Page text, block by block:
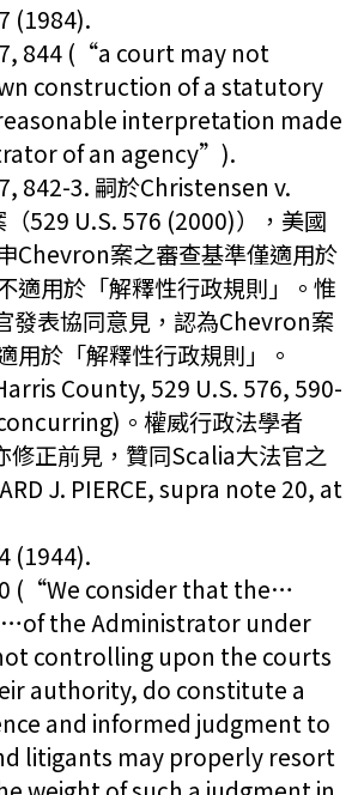
(1984).
844 (“a court may not
construction of a statutory
interpretation made
of an agency”).
842-3. 嗣於Christensen v.
529 U.S. 576 (2000)），美國
Chevron案之審查基準僅適用於
適用於「解釋性行政規則」。惟
發表協同意見，認為Chevron案
用於「解釋性行政規則」。
County, 529 U.S. 576, 590-
。權威行政法學者
修正前見，贊同Scalia大法官之
J. PIERCE, supra note 20, at
(1944).
(“We consider that the…
the Administrator under
controlling upon the courts
authority, do constitute a
and informed judgment to
litigants may properly resort